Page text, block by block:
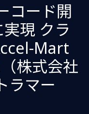
コード開
現 クラ
Mart
株式会社
ラマー